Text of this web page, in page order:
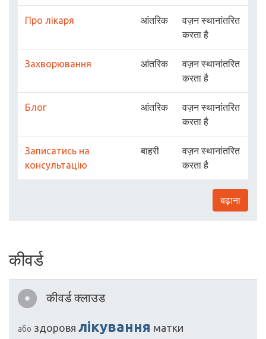
Про лікаря आंतरिक
वज़न स्थानांतरित
करता है
Захворювання आंतरिक
वज़न स्थानांतरित
करता है
Блог आंतरिक
वज़न स्थानांतरित
करता है
Записатись на
консультацію
बाहरी
वज़न स्थानांतरित
करता है
बढ़ाना
कीवर्ड
कीवर्ड क्लाउड
або здоровя лікування матки